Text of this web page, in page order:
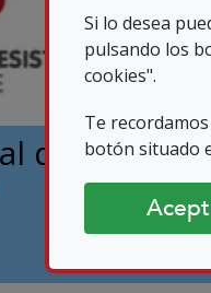
Si lo desea
pulsando los
cookies".
Te
botón situado
de